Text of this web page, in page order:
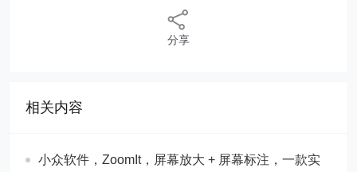
分享
相关内容
​​小众软件，ZoomIt，屏幕放大 + 屏幕标注，一款实